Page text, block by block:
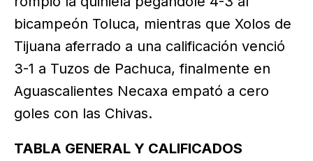
bicampeón Toluca, mientras que Xolos de
Tijuana aferrado a una calificación venció
3-1 a Tuzos de Pachuca, finalmente en
Aguascalientes Necaxa empató a cero
goles con las Chivas.
TABLA GENERAL Y CALIFICADOS